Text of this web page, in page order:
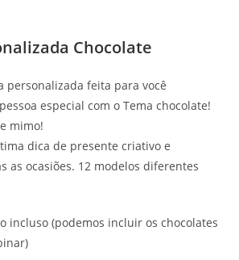
Chocolate
personalizada feita para você
especial com o Tema chocolate!
mimo!
dica de presente criativo e
as ocasiões. 12 modelos diferentes
incluso (podemos incluir os chocolates